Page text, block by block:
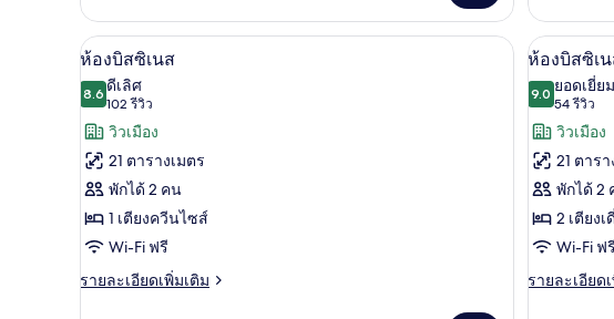
เกี่ยว
กับ
Superior
Double
Room
เกี่ยว
กับ
Double
เปิด
ภาพถ่าย
ทั้งหมด
ของ
ห้อ
งบิส
ซิ
เนส
ห้องบิสซิเนส | เครื่องนอนป้องกันสารก่อภูมิแพ้, ผ้า
5
ห้องบิสซิเนส
8.68.6 จาก 10
ดีเลิศ
102 รีวิว
(102
รีวิว)
วิวเมือง
21 ตารางเมตร
พักได้ 2 คน
1 เตียงควีนไซส์
Wi-Fi ฟรี
รายละเอียดเพิ่มเติม
ราย
เปิด
ภาพถ่าย
ทั้งหมด
ของ
ห้อ
งบิส
ซิ
เนส
4
ห้องบิสซิเ
9.09.0 จาก 10
ยอดเยี่ยม
54 รีวิว
(54
รีวิว)
วิวเมือง
21 ตาร
พักได้ 2
2 เตียงเ
Wi-Fi ฟรี
รายละเอียด
ราย